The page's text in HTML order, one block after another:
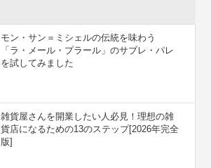
モン・サン＝ミシェルの伝統を味わう
「ラ・メール・プラール」のサブレ・パレ
を試してみました
雑貨屋さんを開業したい人必見！理想の雑
貨店になるための13のステップ[2026年完全
版]